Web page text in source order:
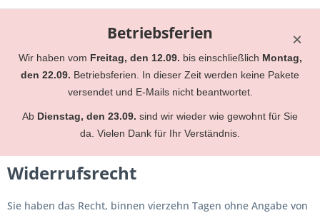
×
Betriebsferien
Wir haben vom Freitag, den 12.09. bis einschließlich Montag,
den 22.09. Betriebsferien. In dieser Zeit werden keine Pakete
versendet und E-Mails nicht beantwortet.
Ab Dienstag, den 23.09. sind wir wieder wie gewohnt für Sie
da. Vielen Dank für Ihr Verständnis.
Widerrufsrecht
Sie haben das Recht, binnen vierzehn Tagen ohne Angabe von